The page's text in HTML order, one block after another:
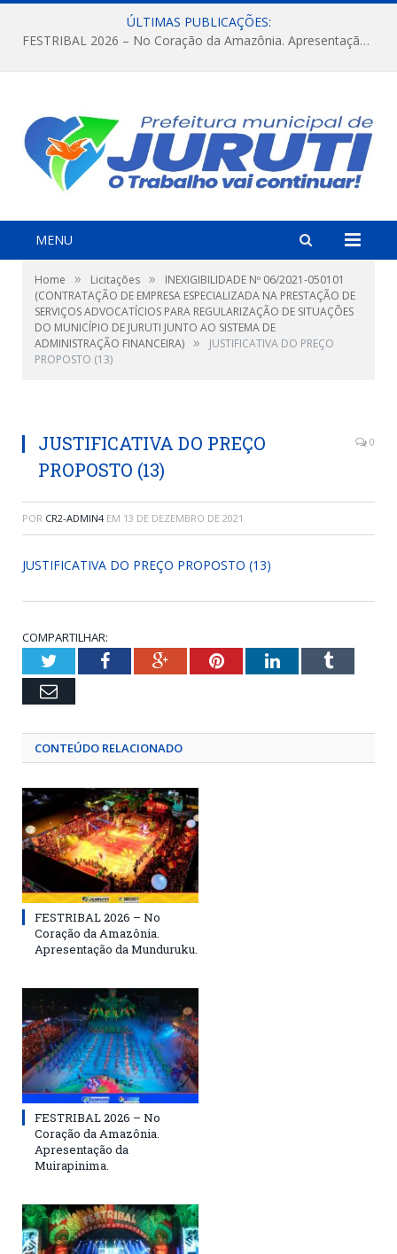
ÚLTIMAS PUBLICAÇÕES:
FESTRIBAL 2026 – No Coração da Amazônia. Apresentação da Munduruku.
MENU
Home » Licitações »
INEXIGIBILIDADE Nº 06/2021-050101
(CONTRATAÇÃO DE EMPRESA ESPECIALIZADA NA PRESTAÇÃO DE
SERVIÇOS ADVOCATÍCIOS PARA REGULARIZAÇÃO DE SITUAÇÕES
DO MUNICÍPIO DE JURUTI JUNTO AO SISTEMA DE
ADMINISTRAÇÃO FINANCEIRA) »
JUSTIFICATIVA DO PREÇO
PROPOSTO (13)
JUSTIFICATIVA DO PREÇO
PROPOSTO (13)
0
POR CR2-ADMIN4 EM 13 DE DEZEMBRO DE 2021
JUSTIFICATIVA DO PREÇO PROPOSTO (13)
COMPARTILHAR:
TwitterFacebookGoogle+PinterestLinkedInTumblr
Email
CONTEÚDO RELACIONADO
FESTRIBAL 2026 – No
Coração da Amazônia.
Apresentação da Munduruku.
FESTRIBAL 2026 – No
Coração da Amazônia.
Apresentação da
Muirapinima.